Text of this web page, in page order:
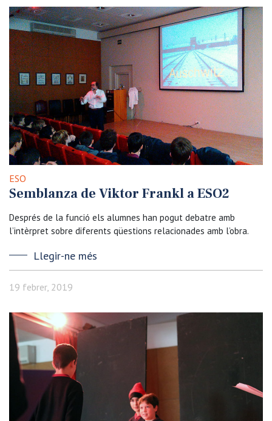
ESO
Semblanza de Viktor Frankl a ESO2
Després de la funció els alumnes han pogut debatre amb
l’intèrpret sobre diferents qüestions relacionades amb l’obra.
Llegir-ne més
19 febrer, 2019